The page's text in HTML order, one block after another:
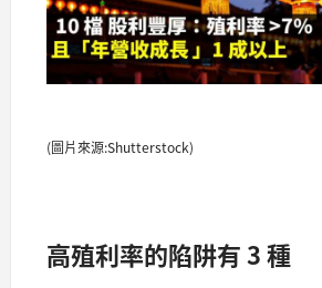
(圖片來源:Shutterstock)
高殖利率的陷阱有3種